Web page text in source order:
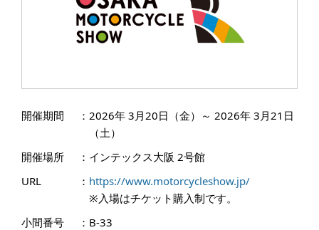
開催期間 ： 2026年 3月20日（金）～ 2026年 3月21日
（土）
開催場所
： インテックス大阪 2号館
URL
： https://www.motorcycleshow.jp/
※入場はチケット購入制です。
小間番号
： B-33